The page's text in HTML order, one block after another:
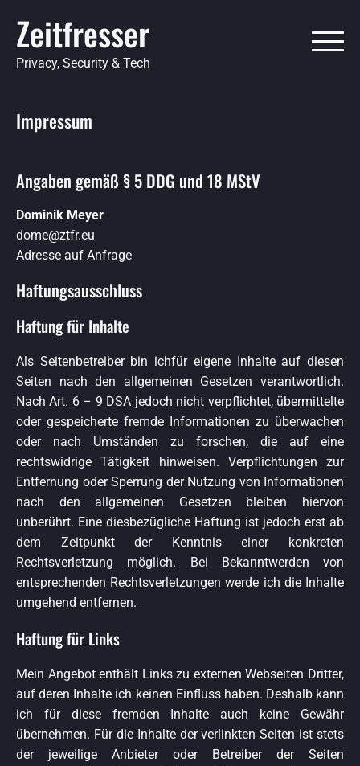
content
Zeitfresser
Privacy, Security & Tech
Impressum
Angaben gemäß § 5 DDG und 18 MStV
Dominik Meyer
dome@ztfr.eu
Adresse auf Anfrage
Haftungsausschluss
Haftung für Inhalte
Als Seitenbetreiber bin ichfür eigene Inhalte auf diesen
Seiten nach den allgemeinen Gesetzen verantwortlich.
Nach Art. 6 – 9 DSA jedoch nicht verpflichtet, übermittelte
oder gespeicherte fremde Informationen zu überwachen
oder nach Umständen zu forschen, die auf eine
rechtswidrige Tätigkeit hinweisen. Verpflichtungen zur
Entfernung oder Sperrung der Nutzung von Informationen
nach den allgemeinen Gesetzen bleiben hiervon
unberührt. Eine diesbezügliche Haftung ist jedoch erst ab
dem Zeitpunkt der Kenntnis einer konkreten
Rechtsverletzung möglich. Bei Bekanntwerden von
entsprechenden Rechtsverletzungen werde ich die Inhalte
umgehend entfernen.
Haftung für Links
Mein Angebot enthält Links zu externen Webseiten Dritter,
auf deren Inhalte ich keinen Einfluss haben. Deshalb kann
ich für diese fremden Inhalte auch keine Gewähr
übernehmen. Für die Inhalte der verlinkten Seiten ist stets
der jeweilige Anbieter oder Betreiber der Seiten